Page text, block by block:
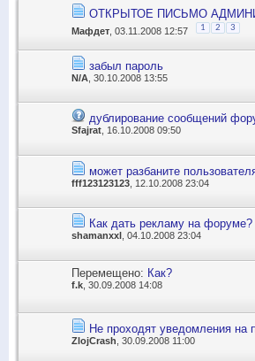
ОТКРЫТОЕ ПИСЬМО
Мафдет , 03.11.2008 12:57 1 2 3
забыл пароль
N/A , 30.10.2008 13:55
дублирование сообщений
Sfajrat, 16.10.2008 09:50
может разбаните
fff123123123 , 12.10.2008 23:04
Как дать рекламу на форуме?
shamanxxl , 04.10.2008 23:04
Перемещено: Как?
f.k , 30.09.2008 14:08
Не проходят уведомления на
ZlojCrash , 30.09.2008 11:00